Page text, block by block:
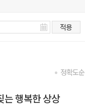
적용
정확도순
행복한 상상